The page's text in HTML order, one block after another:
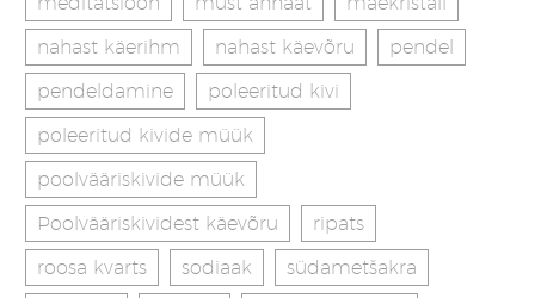
nahast käerihm
nahast käevõru
pendel
pendeldamine
poleeritud kivi
poleeritud kivide müük
poolvääriskivide müük
Poolvääriskividest käevõru
ripats
roosa kvarts
sodiaak
südametšakra